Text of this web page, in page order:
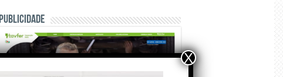
Publicidade
X